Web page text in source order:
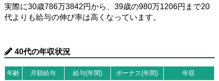
実際に30歳786万3842円から、39歳の980万1206円まで20
代よりも給与の伸び率は高くなっています。
40代の年収状況
年齢 月額給与 給与(年間) ボーナス(年間)
年収